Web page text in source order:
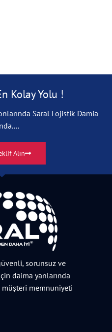
Kolay Yolu !
Saral Lojistik Damia
Alın
sorunsuz ve
daima yanlarında
müşteri memnuniyeti